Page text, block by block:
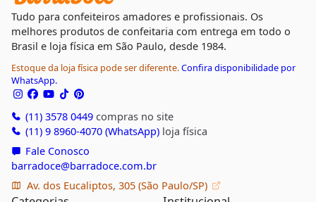
Tudo para confeiteiros amadores e profissionais. Os
melhores produtos de confeitaria com entrega em todo o
Brasil e loja física em São Paulo, desde 1984.
Estoque da loja física pode ser diferente.Confira disponibilidade por
WhatsApp.
(11) 3578 0449compras no site
(11) 9 8960-4070 (WhatsApp)loja física
Fale Conosco
barradoce@barradoce.com.br
Av. dos Eucaliptos, 305 (São Paulo/SP)